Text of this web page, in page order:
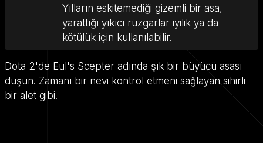
Yılların eskitemediği gizemli bir asa,
yarattığı yıkıcı rüzgarlar iyilik ya da
kötülük için kullanılabilir.
Dota 2'de Eul's Scepter adında şık bir büyücü asası
düşün. Zamanı bir nevi kontrol etmeni sağlayan sihirli
bir alet gibi!